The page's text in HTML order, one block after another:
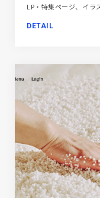
DETAIL